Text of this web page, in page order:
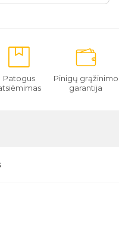
Patogus
Pinigų grąžinimo
garantija